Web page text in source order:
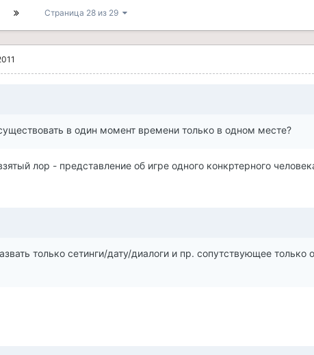
Страница 28 из 29
в один момент времени только в одном месте?
лор - представление об игре одного конкртерного
только сетинги/дату/диалоги и пр. сопутствующее только